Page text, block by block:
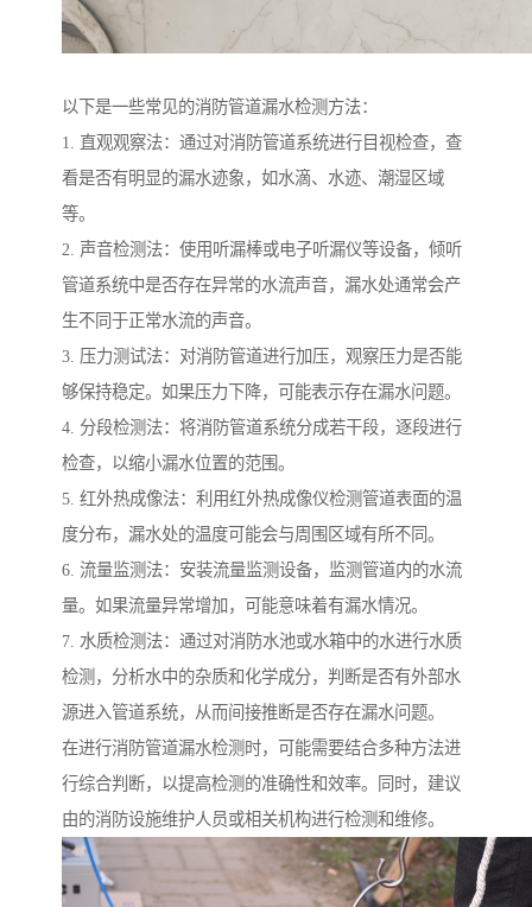
以下是一些常见的消防管道漏水检测方法：
1. 直观观察法：通过对消防管道系统进行目视检查，查
看是否有明显的漏水迹象，如水滴、水迹、潮湿区域
等。
2. 声音检测法：使用听漏棒或电子听漏仪等设备，倾听
管道系统中是否存在异常的水流声音，漏水处通常会产
生不同于正常水流的声音。
3. 压力测试法：对消防管道进行加压，观察压力是否能
够保持稳定。如果压力下降，可能表示存在漏水问题。
4. 分段检测法：将消防管道系统分成若干段，逐段进行
检查，以缩小漏水位置的范围。
5. 红外热成像法：利用红外热成像仪检测管道表面的温
度分布，漏水处的温度可能会与周围区域有所不同。
6. 流量监测法：安装流量监测设备，监测管道内的水流
量。如果流量异常增加，可能意味着有漏水情况。
7. 水质检测法：通过对消防水池或水箱中的水进行水质
检测，分析水中的杂质和化学成分，判断是否有外部水
源进入管道系统，从而间接推断是否存在漏水问题。
在进行消防管道漏水检测时，可能需要结合多种方法进
行综合判断，以提高检测的准确性和效率。同时，建议
由的消防设施维护人员或相关机构进行检测和维修。